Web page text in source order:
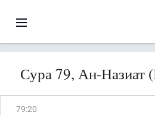
Сура 79, Ан-
79:20